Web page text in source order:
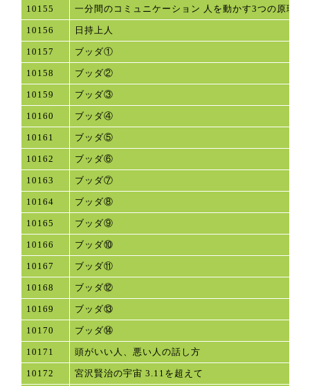
10155 一分間のコミュニケーション 人を動かす3つの原理
10156 日持上人
10157 ブッダ①
10158 ブッダ②
10159 ブッダ③
10160 ブッダ④
10161 ブッダ⑤
10162 ブッダ⑥
10163 ブッダ⑦
10164 ブッダ⑧
10165 ブッダ⑨
10166 ブッダ⑩
10167 ブッダ⑪
10168 ブッダ⑫
10169 ブッダ⑬
10170 ブッダ⑭
10171 頭がいい人、悪い人の話し方
10172 宮沢賢治の宇宙 3.11を超えて